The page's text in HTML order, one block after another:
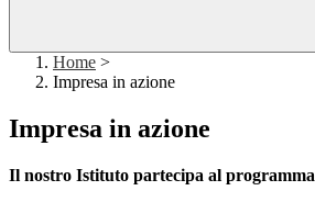
Home >
Impresa in azione
Impresa in azione
Il nostro Istituto partecipa al programma